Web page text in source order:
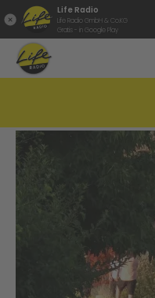
Life Radio
Life Radio GmbH & Co.KG
Gratis - in Google Play